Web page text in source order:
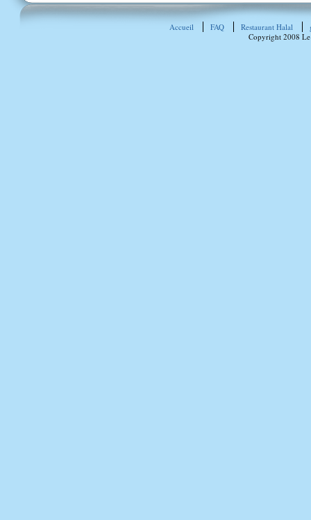
Accueil FAQ Restaurant Halal
Copyright 2008